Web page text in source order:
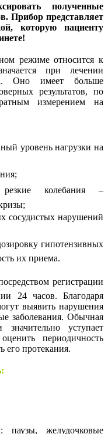
полученные
Прибор представляет
которую пациенту
режиме относится к
при лечении
Оно имеет больше
результатов, по
измерением на
уровень нагрузки на
колебания –
сосудистых нарушений
гипотензивных
их приема.
регистрации
24 часов. Благодаря
выявить нарушения
заболевания. Обычная
уступает
периодичность
его протекания.
паузы, желудочковые